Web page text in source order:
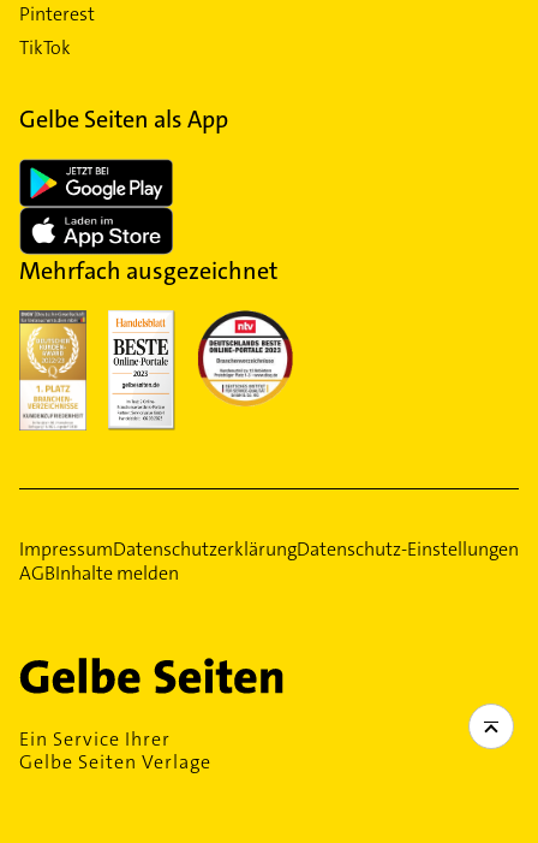
Pinterest
TikTok
Gelbe Seiten als App
Mehrfach ausgezeichnet
ImpressumDatenschutzerklärungDatenschutz-Einstellungen
AGBInhalte melden
Ein Service Ihrer
Gelbe Seiten Verlage